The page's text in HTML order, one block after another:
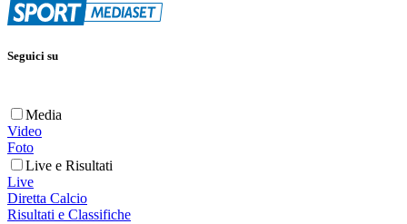
Seguici su
Media
Video
Foto
Live e Risultati
Live
Diretta Calcio
Risultati e Classifiche